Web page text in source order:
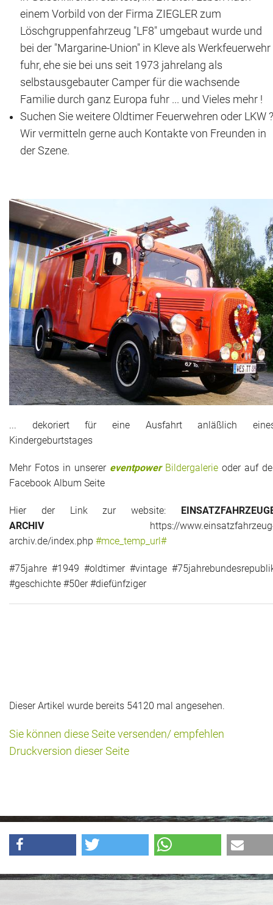
eventpower World
Services + Locations
Projekte + Kunden
Historie + Gegenwart
Presse + Medien
Peter's "on-the-road" Tipps
Sprüche
Ganz speziell
Impressum
einem Vorbild von der Firma ZIEGLER zum
Löschgruppenfahrzeug "LF8" umgebaut wurde und
bei der "Margarine-Union" in Kleve als Werkfeuerwehr
fuhr, ehe sie bei uns seit 1973 jahrelang als
selbstausgebauter Camper für die wachsende
Familie durch ganz Europa fuhr ... und Vieles mehr !
Suchen Sie weitere Oldtimer Feuerwehren oder LKW ?
Wir vermitteln gerne auch Kontakte von Freunden in
der Szene.
... dekoriert für eine Ausfahrt anläßlich
Kindergeburtstages
Mehr Fotos in unserer eventpowerBildergalerie oder auf
Facebook Album Seite
Hier der Link zur website:
ARCHIVhttps://
archiv.de/index.php #mce_temp_url#
#75jahre #1949 #oldtimer #vintage
#geschichte #50er #diefünfziger
Dieser Artikel wurde bereits 54120 mal angesehen.
Sie können diese Seite versenden/ empfehlen
Druckversion dieser Seite